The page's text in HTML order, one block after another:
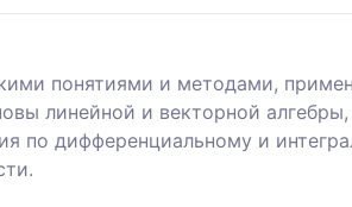
понятиями и методами,
линейной и векторной
по дифференциальному и